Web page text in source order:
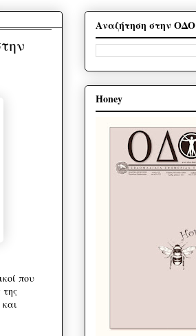
που
Αναζήτηση στην ΟΔΟ
Honey